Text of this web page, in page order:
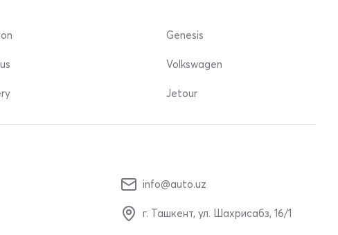
Genesis
Volkswagen
Jetour
info@auto.uz
г. Ташкент, ул. Шахрисабз, 16/1